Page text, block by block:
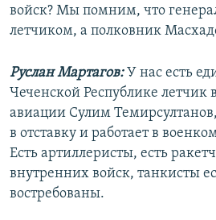
войск? Мы помним, что
летчиком, а полковник
Руслан Мартагов: У нас есть
Чеченской Республике летчик
авиации Сулим
в отставку и работает в
Есть артиллеристы, есть
внутренних войск, танкисты
востребованы.